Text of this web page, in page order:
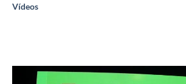
Vídeos